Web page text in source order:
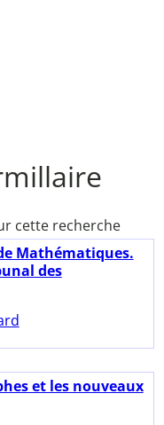
cette recherche
Mathématiques.
des
et les nouveaux